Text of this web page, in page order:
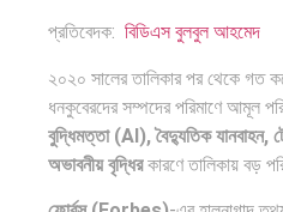
পৃথিবীতে
বর্তমানে মোট
ইলিয়াস
হোসেন:…
প্রতিবেদক: বিডিএস বুলবুল আহমেদ
২০২০ সালের তালিকার পর থেকে গত
ধনকুবেরদের সম্পদের পরিমাণে আমূল
বুদ্ধিমত্তা (AI), বৈদ্যুতিক যানবাহন,
অভাবনীয় বৃদ্ধিরকারণে তালিকায় বড়